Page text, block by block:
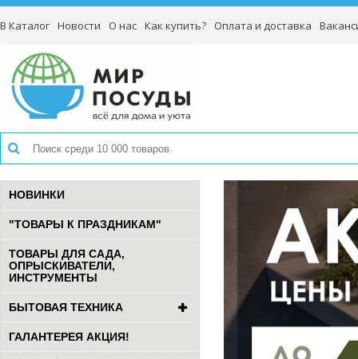
В Каталог Новости О нас Как купить? Оплата и доставка
НОВИНКИ
"ТОВАРЫ К ПРАЗДНИКАМ"
ТОВАРЫ ДЛЯ САДА,
ОПРЫСКИВАТЕЛИ,
ИНСТРУМЕНТЫ
БЫТОВАЯ ТЕХНИКА
ГАЛАНТЕРЕЯ АКЦИЯ!